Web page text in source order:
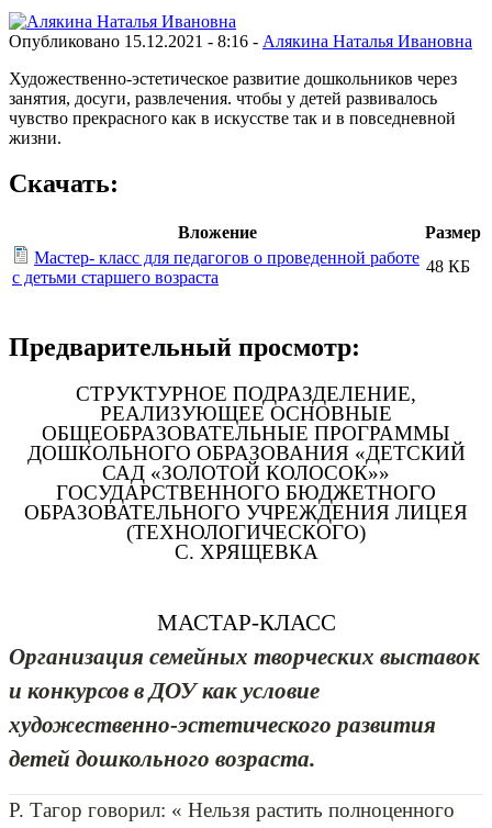
Опубликовано 15.12.2021 - 8:16 - Алякина Наталья Ивановна
Художественно-эстетическое развитие дошкольников через
занятия, досуги, развлечения. чтобы у детей развивалось
чувство прекрасного как в искусстве так и в повседневной
жизни.
Скачать:
Вложение
Размер
Мастер- класс для педагогов о проведенной работе
с детьми старшего возраста
48 КБ
Предварительный просмотр:
СТРУКТУРНОЕ ПОДРАЗДЕЛЕНИЕ,
РЕАЛИЗУЮЩЕЕ ОСНОВНЫЕ
ОБЩЕОБРАЗОВАТЕЛЬНЫЕ ПРОГРАММЫ
ДОШКОЛЬНОГО ОБРАЗОВАНИЯ «ДЕТСКИЙ
САД «ЗОЛОТОЙ КОЛОСОК»»
ГОСУДАРСТВЕННОГО БЮДЖЕТНОГО
ОБРАЗОВАТЕЛЬНОГО УЧРЕЖДЕНИЯ ЛИЦЕЯ
(ТЕХНОЛОГИЧЕСКОГО)
С. ХРЯЩЕВКА
МАСТАР-КЛАСС
Организация семейных творческих выставок
и конкурсов в ДОУ как условие
художественно-эстетического развития
детей дошкольного возраста.
Р. Тагор говорил: « Нельзя растить полноценного